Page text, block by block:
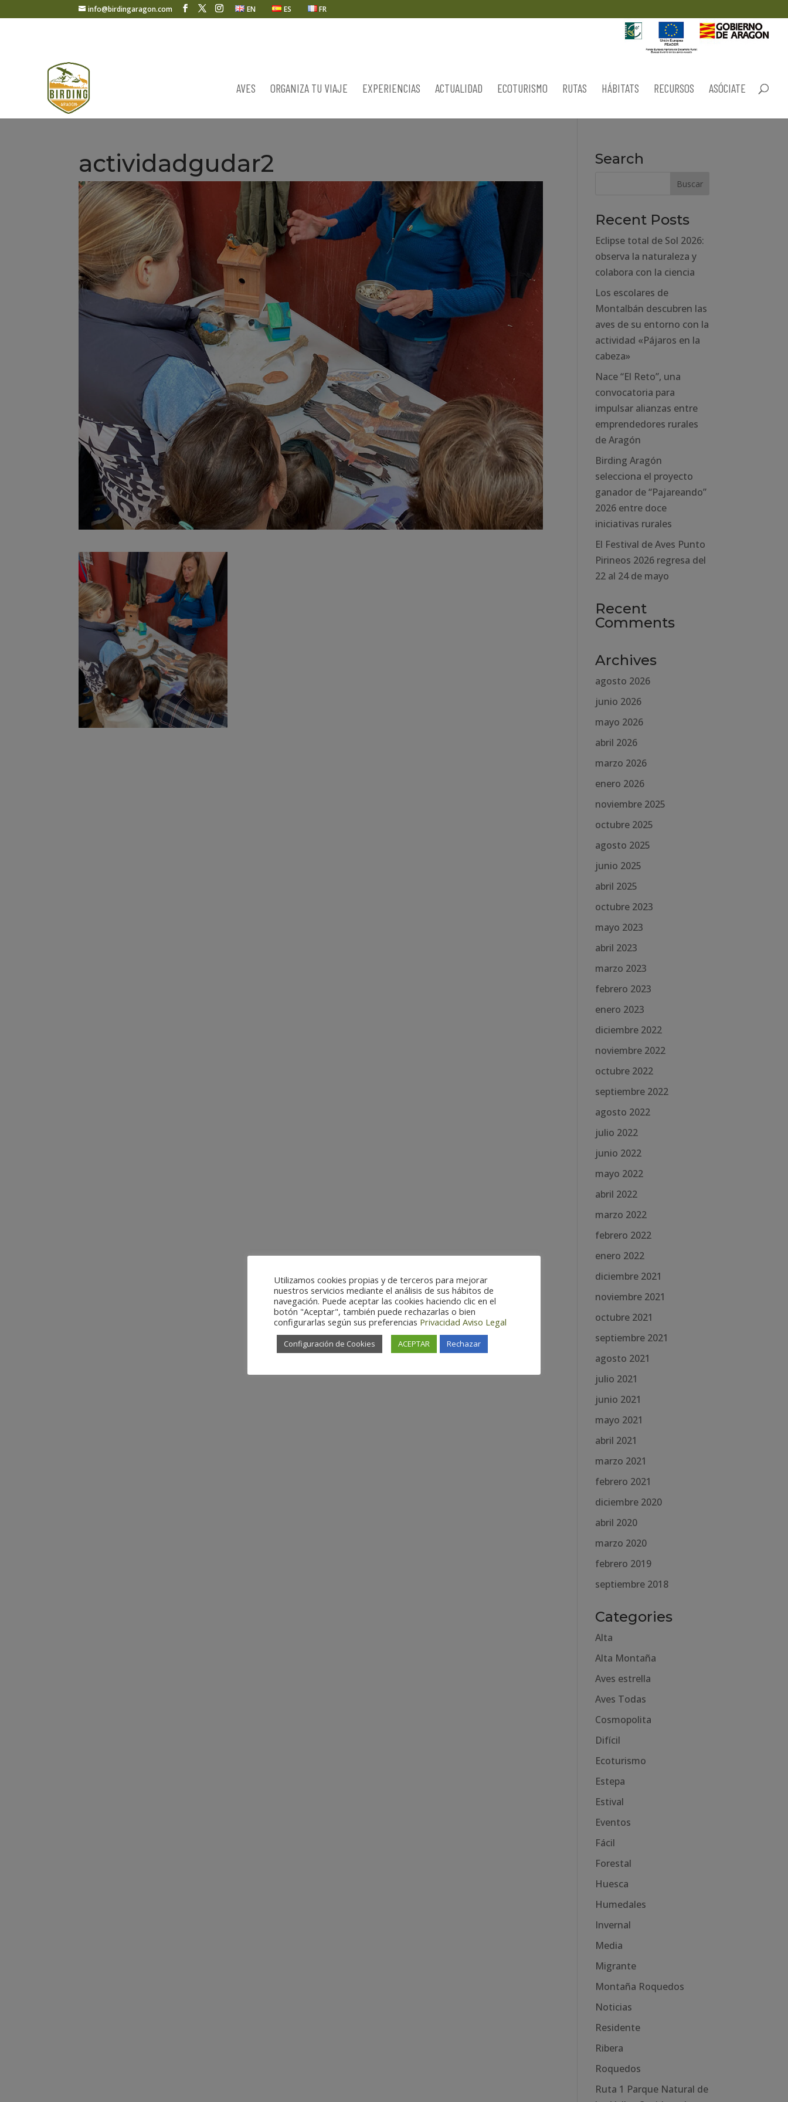
info@birdingaragon.com EN ES FR
AVES ORGANIZA TU VIAJE EXPERIENCIAS ACTUALIDAD ECOTURISMO RUTAS HÁBITATS RECURSOS ASÓCIATE
actividadgudar2 Search
Recent Posts
Eclipse total de Sol 2026:
observa la naturaleza y
colabora con la ciencia
Los escolares de
Montalbán descubren las
aves de su entorno con la
actividad «Pájaros en la
cabeza»
Nace “El Reto”, una
convocatoria para
impulsar alianzas entre
emprendedores rurales
de Aragón
Birding Aragón
selecciona el proyecto
ganador de “Pajareando”
2026 entre doce
iniciativas rurales
El Festival de Aves Punto
Pirineos 2026 regresa del
22 al 24 de mayo
Recent
Comments
Archives
agosto 2026
junio 2026
mayo 2026
abril 2026
marzo 2026
enero 2026
noviembre 2025
octubre 2025
agosto 2025
junio 2025
abril 2025
octubre 2023
mayo 2023
abril 2023
marzo 2023
febrero 2023
enero 2023
diciembre 2022
noviembre 2022
octubre 2022
septiembre 2022
agosto 2022
julio 2022
junio 2022
mayo 2022
abril 2022
marzo 2022
febrero 2022
enero 2022
diciembre 2021
noviembre 2021
octubre 2021
septiembre 2021
agosto 2021
julio 2021
junio 2021
mayo 2021
abril 2021
marzo 2021
febrero 2021
diciembre 2020
abril 2020
marzo 2020
febrero 2019
septiembre 2018
Categories
Alta
Alta Montaña
Aves estrella
Aves Todas
Cosmopolita
Difícil
Ecoturismo
Estepa
Estival
Eventos
Fácil
Forestal
Huesca
Humedales
Invernal
Media
Migrante
Montaña Roquedos
Noticias
Residente
Ribera
Roquedos
Ruta 1 Parque Natural de
Utilizamos cookies propias y de terceros para mejorar
nuestros servicios mediante el análisis de sus hábitos de
navegación. Puede aceptar las cookies haciendo clic en el
botón "Aceptar", también puede rechazarlas o bien
configurarlas según sus preferencias Privacidad Aviso Legal
Configuración de Cookies ACEPTAR Rechazar